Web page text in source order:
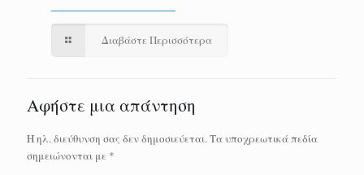
Διαβάστε Περισσότερα
Αφήστε μια απάντηση
Η ηλ. διεύθυνση σας δεν δημοσιεύεται.Τα υποχρεωτικά πεδία
σημειώνονται με *